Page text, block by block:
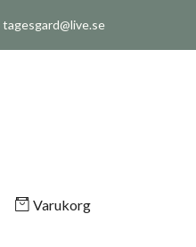
tagesgard@live.se
Varukorg